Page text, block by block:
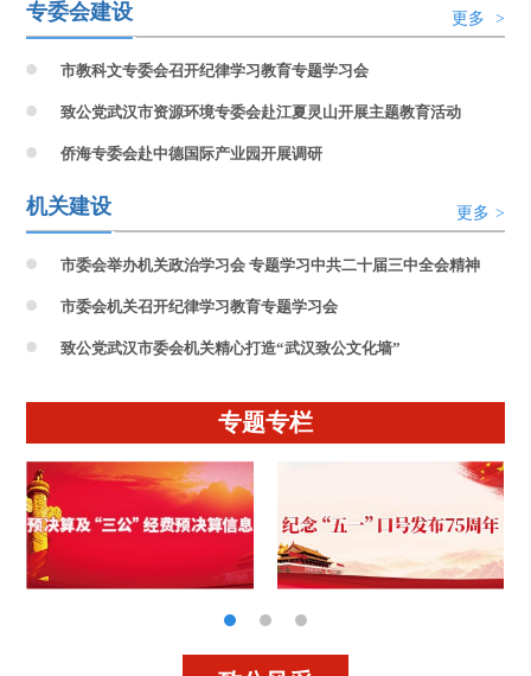
专委会建设 更多 >
市教科文专委会召开纪律学习教育专题学习会
致公党武汉市资源环境专委会赴江夏灵山开展主题教育活动
侨海专委会赴中德国际产业园开展调研
机关建设 更多 >
市委会举办机关政治学习会 专题学习中共二十届三中全会精神
市委会机关召开纪律学习教育专题学习会
致公党武汉市委会机关精心打造“武汉致公文化墙”
专题专栏